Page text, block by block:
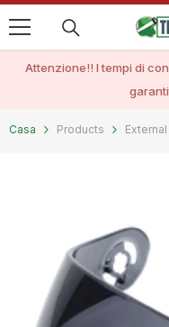
VAI AL CONTENUTO
Attenzione!! I tempi di
Casa Products